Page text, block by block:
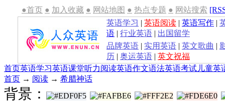
●首页 ● 加入收藏 ● 网站地图 ● 热点专题 ● 网站搜索
英语学习 | 英语阅读 | 英语写作 |
语 | 行业英语 | 出国留学
品牌英语 | 实用英语 | 英文歌曲 |
历 | 奥运英语 | 英文祝福
首页英语学习英语课堂听力阅读英语作文语法英语考试 儿童英
首页 → 阅读 → 希腊神话
背景：